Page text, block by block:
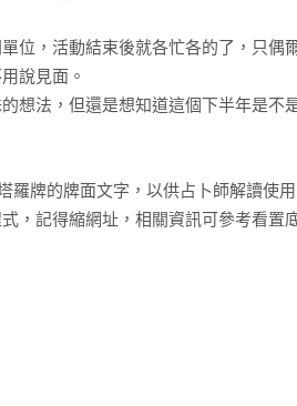
，活動結束後就各忙各的了，只偶
說見面。
法，但還是想知道這個下半年是不
羅牌的牌面文字，以供占卜師解讀使用
記得縮網址，相關資訊可參考看置